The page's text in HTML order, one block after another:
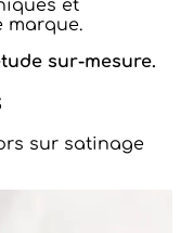
et
marque.
sur-mesure.
sur satinage